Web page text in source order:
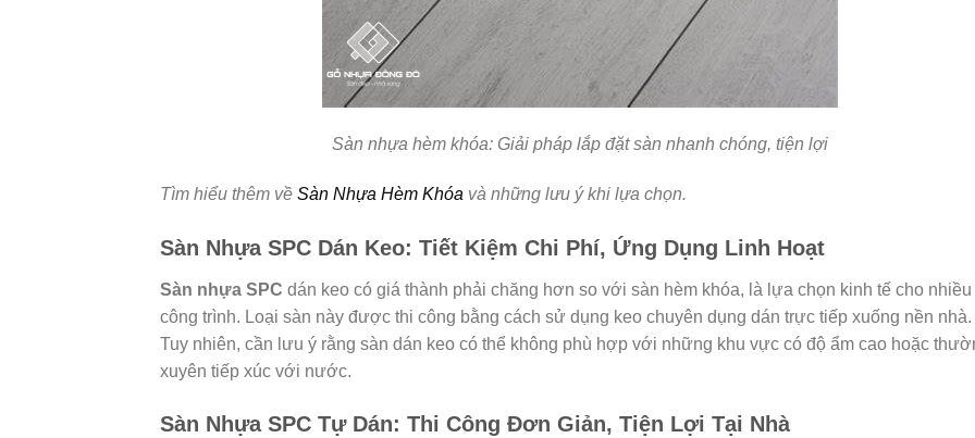
Sàn nhựa hèm khóa: Giải pháp lắp đặt sàn nhanh chóng, tiện lợi
Tìm hiểu thêm về Sàn Nhựa Hèm Khóa và những lưu ý khi lựa chọn.
Sàn Nhựa SPC Dán Keo: Tiết Kiệm Chi Phí, Ứng Dụng Linh Hoạt
Sàn nhựa SPC dán keo có giá thành phải chăng hơn so với sàn hèm khóa, là lựa chọn kinh tế cho nhiều
công trình. Loại sàn này được thi công bằng cách sử dụng keo chuyên dụng dán trực tiếp xuống nền nhà.
Tuy nhiên, cần lưu ý rằng sàn dán keo có thể không phù hợp với những khu vực có độ ẩm cao hoặc
xuyên tiếp xúc với nước.
Sàn Nhựa SPC Tự Dán: Thi Công Đơn Giản, Tiện Lợi Tại Nhà